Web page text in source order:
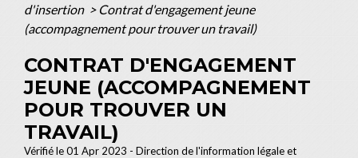
d'insertion > Contrat d'engagement jeune
(accompagnement pour trouver un travail)
CONTRAT D'ENGAGEMENT
JEUNE (ACCOMPAGNEMENT
POUR TROUVER UN
TRAVAIL)
Vérifié le 01 Apr 2023 - Direction de l'information légale et